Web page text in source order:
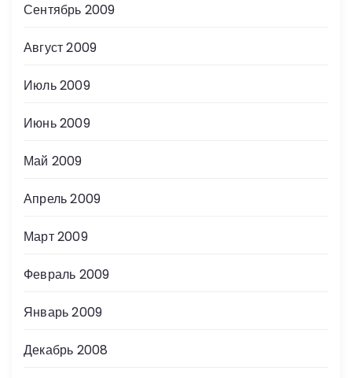
Сентябрь 2009
Август 2009
Июль 2009
Июнь 2009
Май 2009
Апрель 2009
Март 2009
Февраль 2009
Январь 2009
Декабрь 2008